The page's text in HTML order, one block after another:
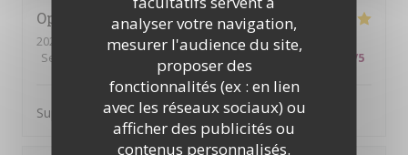
analyser votre navigation,
mesurer l'audience du site,
proposer des
fonctionnalités (ex : en lien
avec les réseaux sociaux) ou
afficher des publicités ou
contenus personnalisés.
Ophelie
2026-07-18
- 11:30 - Couverts 2
Service
Cuisine Qualité / Prix /5
Super brunch copieux et bon Le serveur était au top !